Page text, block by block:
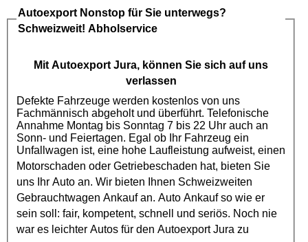
Autoexport Nonstop für Sie unterwegs?
Schweizweit! Abholservice
Mit Autoexport Jura, können Sie sich auf uns
verlassen
Defekte Fahrzeuge werden kostenlos von uns
Fachmännisch abgeholt und überführt. Telefonische
Annahme Montag bis Sonntag 7 bis 22 Uhr auch an
Sonn- und Feiertagen. Egal ob Ihr Fahrzeug ein
Unfallwagen ist, eine hohe Laufleistung aufweist, einen
Motorschaden oder Getriebeschaden hat, bieten Sie
uns Ihr Auto an. Wir bieten Ihnen Schweizweiten
Gebrauchtwagen Ankaufan. Auto Ankauf so wie er
sein soll: fair, kompetent, schnell und seriös. Noch nie
war es leichter Autos für den AutoexportJura zu